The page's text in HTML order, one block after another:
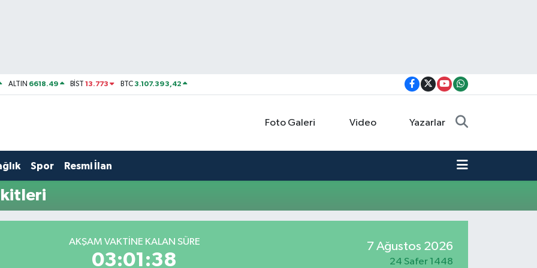
ALTIN 6618.49 BİST13.773 BTC3.107.393,42
Foto Galeri Video Yazarlar
Spor Resmi İlan
AKŞAM VAKTINE KALAN SÜRE
03:01:38
7 Ağustos 2026
24 Safer 1448